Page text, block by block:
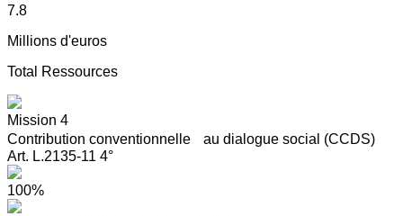
7.8
Millions d'euros
Total Ressources
Mission 4
Contribution conventionnelle au dialogue social (CCDS)
Art. L.2135-11 4°
100%